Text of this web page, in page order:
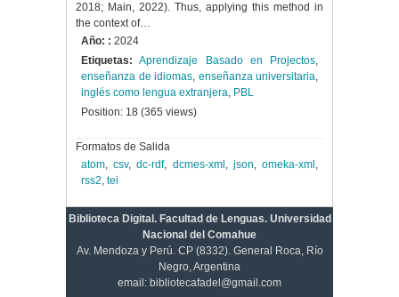
2018; Main, 2022). Thus, applying this method in
the context of…
Año: : 2024
Etiquetas: Aprendizaje Basado en Projectos,
enseñanza de idiomas, enseñanza universitaria,
inglés como lengua extranjera, PBL
Position: 18 (365 views)
Formatos de Salida
atom,csv,dc-rdf, dcmes-xml , json,omeka-xml ,
rss2, tei
Biblioteca Digital. Facultad de Lenguas. Universidad
Nacional del Comahue
Av. Mendoza y Perú. CP (8332). General Roca, Río
Negro, Argentina
email: bibliotecafadel@gmail.com